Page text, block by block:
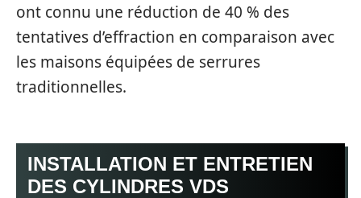
ont connu une réduction de 40 % des
tentatives d’effraction en comparaison avec
les maisons équipées de serrures
traditionnelles.
INSTALLATION ET ENTRETIEN
DES CYLINDRES VDS